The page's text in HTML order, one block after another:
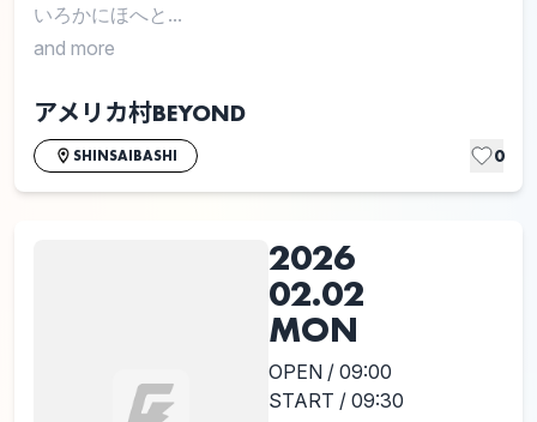
いろかにほへと...
and more
アメリカ村BEYOND
SHINSAIBASHI 0
2026
02.02
MON
OPEN / 09:00
START / 09:30